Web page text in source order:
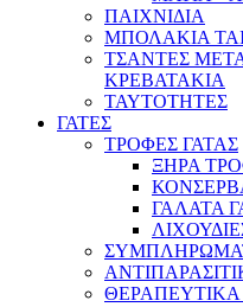
ΠΑΙΧΝΙΔΙΑ
ΜΠΟΛΑΚΙΑ
ΤΣΑΝΤΕΣ
ΚΡΕΒΑΤΑΚΙΑ
ΤΑΥΤΟΤΗΤΕΣ
ΓΑΤΕΣ
ΤΡΟΦΕΣ ΓΑΤΑΣ
ΞΗΡΑ
ΓΑΛΑΤΑ
ΘΕΡΑΠΕΥΤΙΚΑ